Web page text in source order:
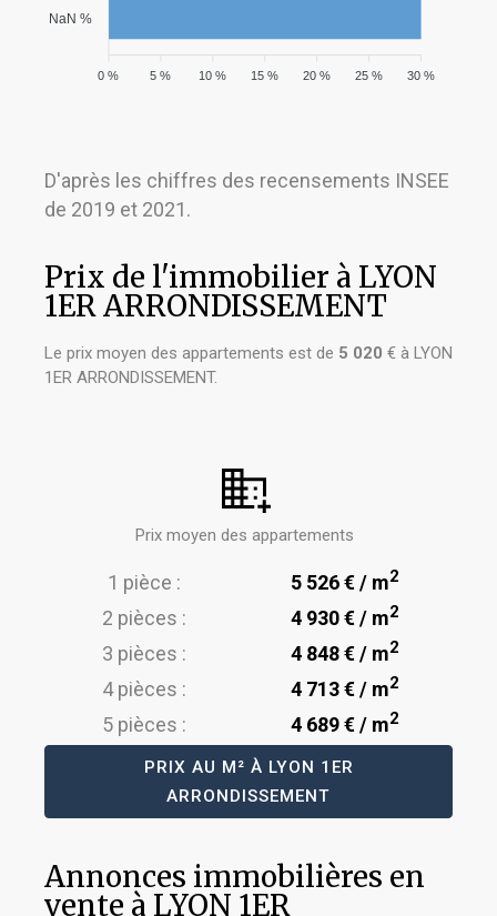
NaN %
30 %
25 %
20 %
15 %
10 %
5 %
0 %
D'après les chiffres des recensements INSEE
de 2019 et 2021.
Prix de l'immobilier à LYON
1ER ARRONDISSEMENT
Le prix moyen des appartements est de 5 020 € à LYON
1ER ARRONDISSEMENT.
Prix moyen des appartements
1 pièce : 5 526 € / m2
2 pièces : 4 930 € / m2
3 pièces : 4 848 € / m2
4 pièces : 4 713 € / m2
5 pièces : 4 689 € / m2
PRIX AU M² À LYON 1ER
ARRONDISSEMENT
Annonces immobilières en
vente à LYON 1ER